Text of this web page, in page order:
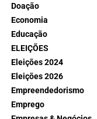
Doação
Economia
Educação
ELEIÇÕES
Eleições 2024
Eleições 2026
Empreendedorismo
Emprego